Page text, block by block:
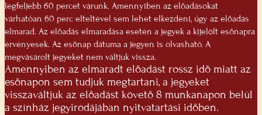
legfeljebb 60 percet várunk. Amennyiben az előadásokat
várhatóan 60 perc elteltével sem lehet elkezdeni, úgy az előadás
elmarad. Az előadás elmaradása esetén a jegyek a kijelölt esőnapra
érvényesek. Az esőnap dátuma a jegyen is olvasható. A
megvásárolt jegyeket nem váltjuk vissza.
Amennyiben az elmaradt előadást rossz idő miatt az
esőnapon sem tudjuk megtartani, a jegyeket
visszaváltjuk az előadást követő 8 munkanapon belül
a színház jegyirodájában nyitvatartási időben.